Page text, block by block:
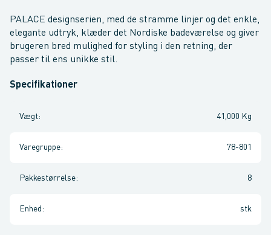
PALACE designserien, med de stramme linjer og det enkle,
elegante udtryk, klæder det Nordiske badeværelse og giver
brugeren bred mulighed for styling i den retning, der
passer til ens unikke stil.
Specifikationer
Vægt: 41,000 Kg
Varegruppe: 78-801
Pakkestørrelse: 8
Enhed : stk